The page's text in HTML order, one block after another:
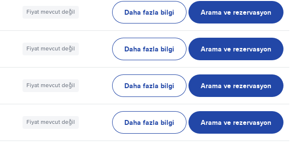
Fiyat mevcut değil Daha fazla bilgi Arama ve rezervasyon
Fiyat mevcut değil Daha fazla bilgi Arama ve rezervasyon
Fiyat mevcut değil Daha fazla bilgi Arama ve rezervasyon
Fiyat mevcut değil Daha fazla bilgi Arama ve rezervasyon